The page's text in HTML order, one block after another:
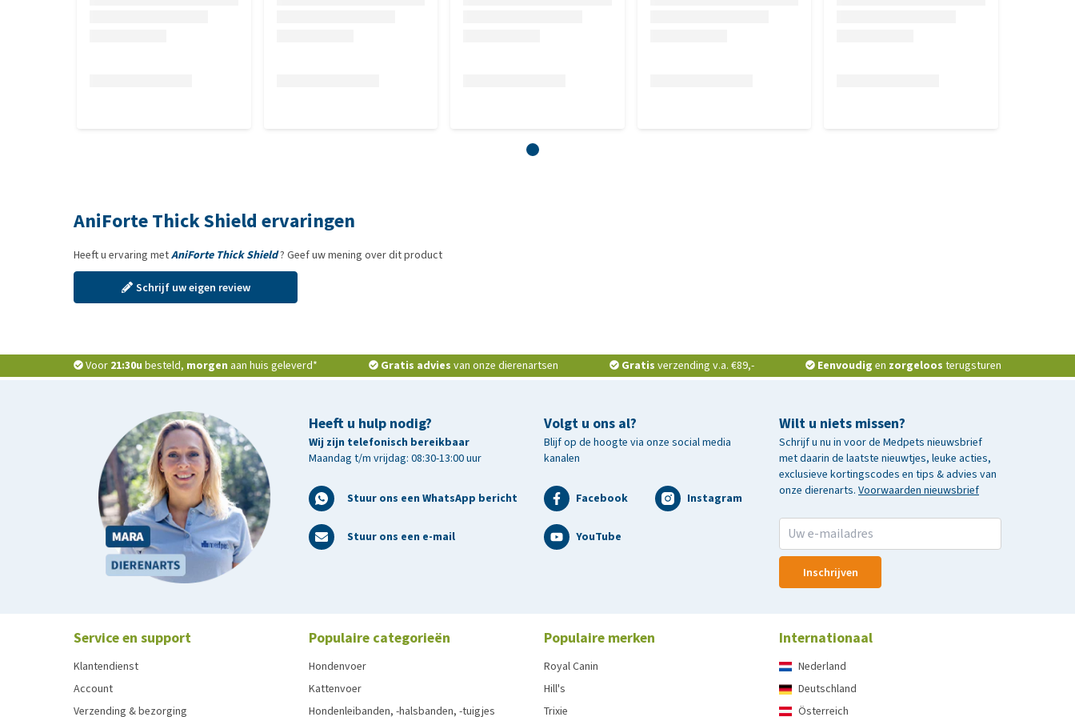
AniForte Thick Shield ervaringen
Heeft u ervaring metAniForte Thick Shield? Geef uw mening over dit product
Schrijf uw eigen review
Voor 21:30u besteld, morgen aan huis geleverd* Gratis advies van onze dierenartsen Gratis verzending v.a. €89,- Eenvoudig en zorgeloos terugsturen
Heeft u hulp nodig?
Wij zijn telefonisch bereikbaar
Maandag t/m vrijdag: 08:30-13:00 uur
Stuur ons een WhatsApp bericht
Stuur ons een e-mail
Wilt u niets missen?
Schrijf u nu in voor de Medpets nieuwsbrief
met daarin de laatste nieuwtjes, leuke acties,
exclusieve kortingscodes en tips & advies van
onze dierenarts. Voorwaarden nieuwsbrief
Inschrijven
Volgt u ons al?
Blijf op de hoogte via onze social media
kanalen
Facebook Instagram
YouTube
Service en support
Klantendienst
Account
Verzending & bezorging
Populaire categorieën
Hondenvoer
Kattenvoer
Hondenleibanden, -halsbanden, -tuigjes
Populaire merken
Royal Canin
Hill's
Trixie
Internationaal
Nederland
Deutschland
Österreich